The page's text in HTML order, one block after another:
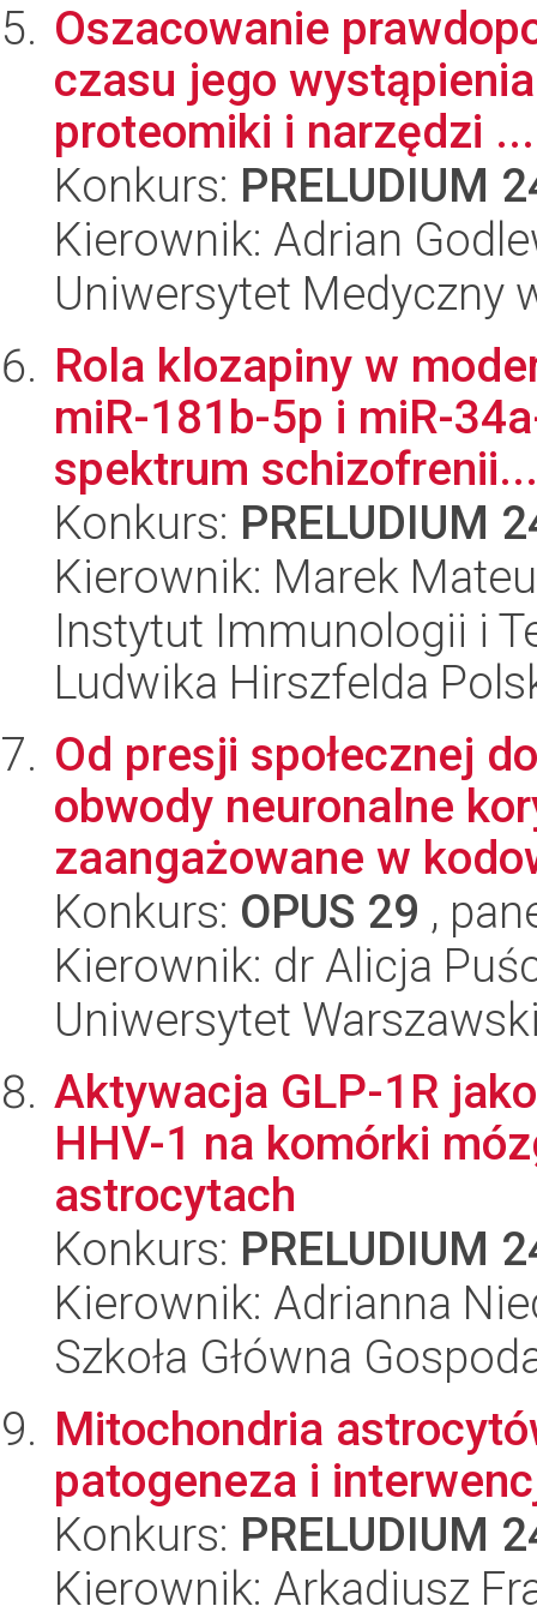
Oszacowanie
czasu jego
proteomiki i narzędzi ...
Konkurs: PRELUDIUM
Kierownik: Adrian
Uniwersytet Medyczny
Rola klozapiny w
miR-181b-5p i miR-
spektrum schizofrenii...
Konkurs: PRELUDIUM
Kierownik: Marek
Instytut Immunologii i
Ludwika Hirszfelda
Od presji społecznej
obwody neuronalne
zaangażowane w
Konkurs: OPUS 29 ,
Kierownik: dr Alicja
Uniwersytet
Aktywacja GLP-1R
HHV-1 na komórki
astrocytach
Konkurs: PRELUDIUM
Kierownik: Adrianna
Szkoła Główna
Mitochondria
patogeneza i
Konkurs: PRELUDIUM
Kierownik: Arkadiusz